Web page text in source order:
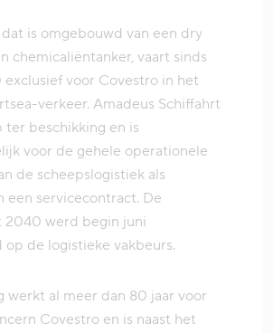
is omgebouwd van een dry
chemicaliëntanker, vaart sinds
voor Covestro in het
verkeer. Amadeus Schiffahrt
ter beschikking en is
voor de gehele operationele
de scheepslogistiek als
een servicecontract. De
2040 werd begin juni
op de logistieke vakbeurs.
werkt al meer dan 80 jaar voor
Covestro en is naast het